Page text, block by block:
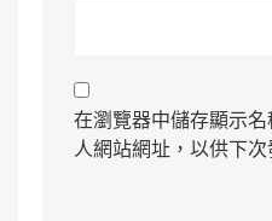
在瀏覽器中儲存顯示
人網站網址，以供下